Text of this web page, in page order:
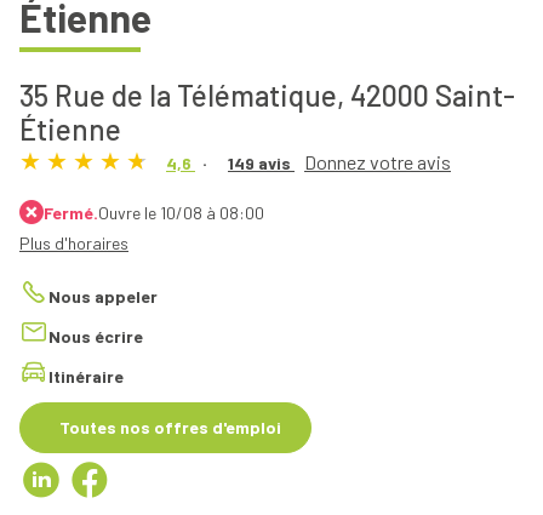
Étienne
35 Rue de la Télématique, 42000 Saint-
Étienne
4,6 149 avis Donnez votre avis
Fermé.Ouvre le 10/08 à 08:00
Plus d'horaires
Nous appeler
Nous écrire
Itinéraire
Toutes nos offres d'emploi